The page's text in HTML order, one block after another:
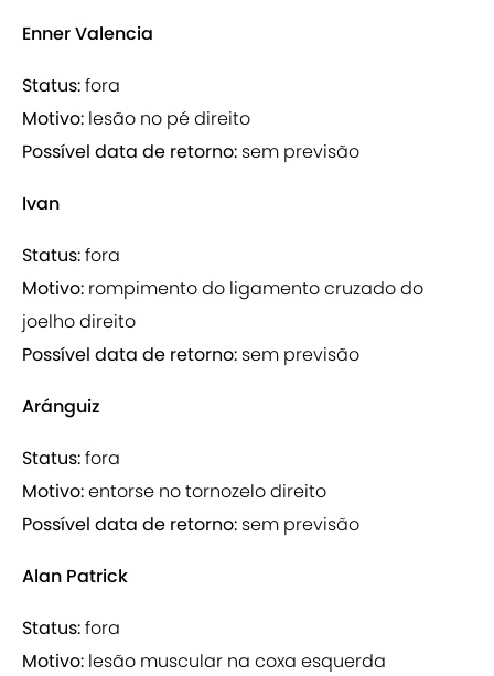
Enner Valencia
Status:fora
Motivo: lesão no pé direito
Possível data de retorno: sem previsão
Ivan
Status:fora
Motivo: rompimento do ligamento cruzado do
joelho direito
Possível data de retorno: sem previsão
Aránguiz
Status:fora
Motivo:entorse no tornozelo direito
Possível data de retorno: sem previsão
Alan Patrick
Status:fora
Motivo: lesão muscular na coxa esquerda